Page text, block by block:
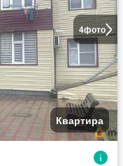
4фото
Квартира